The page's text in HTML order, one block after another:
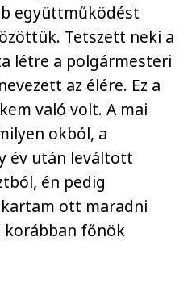
együttműködést
Tetszett neki a
létre a polgármesteri
az élére. Ez a
való volt. A mai
okból, a
év után leváltott
én pedig
ott maradni
főnök